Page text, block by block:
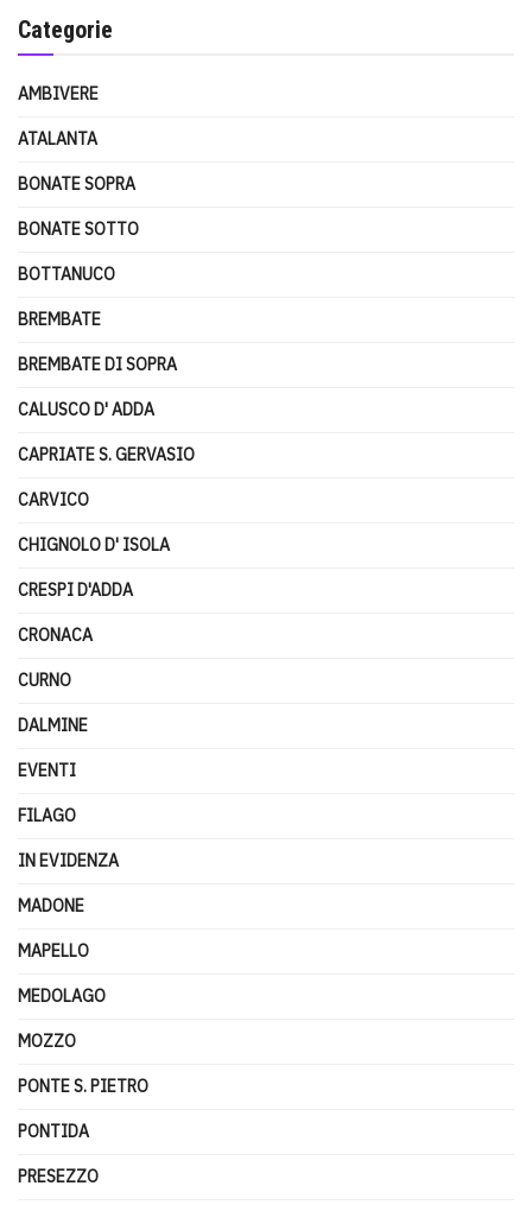
Categorie
AMBIVERE
ATALANTA
BONATE SOPRA
BONATE SOTTO
BOTTANUCO
BREMBATE
BREMBATE DI SOPRA
CALUSCO D' ADDA
CAPRIATE S. GERVASIO
CARVICO
CHIGNOLO D' ISOLA
CRESPI D'ADDA
CRONACA
CURNO
DALMINE
EVENTI
FILAGO
IN EVIDENZA
MADONE
MAPELLO
MEDOLAGO
MOZZO
PONTE S. PIETRO
PONTIDA
PRESEZZO